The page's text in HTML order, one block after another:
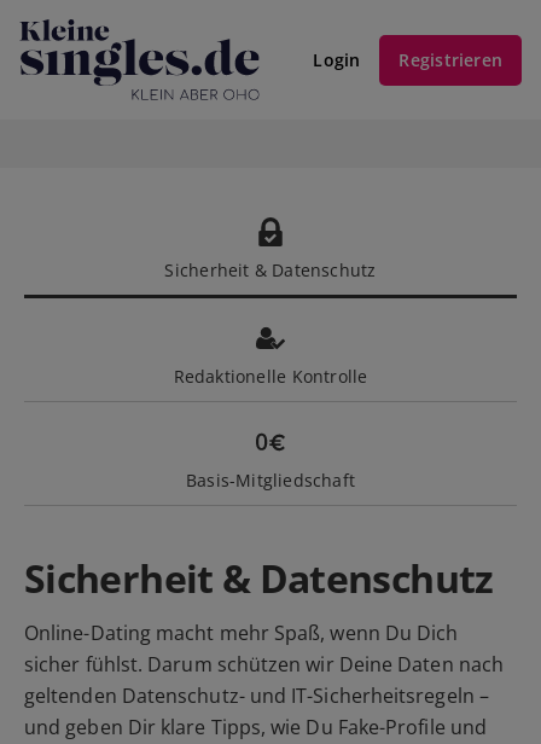
Login Registrieren
Sicherheit & Datenschutz
Redaktionelle Kontrolle
Basis-Mitgliedschaft
Sicherheit & Datenschutz
Online-Dating macht mehr Spaß, wenn Du Dich
sicher fühlst. Darum schützen wir Deine Daten nach
geltenden Datenschutz- und IT-Sicherheitsregeln –
und geben Dir klare Tipps, wie Du Fake-Profile und